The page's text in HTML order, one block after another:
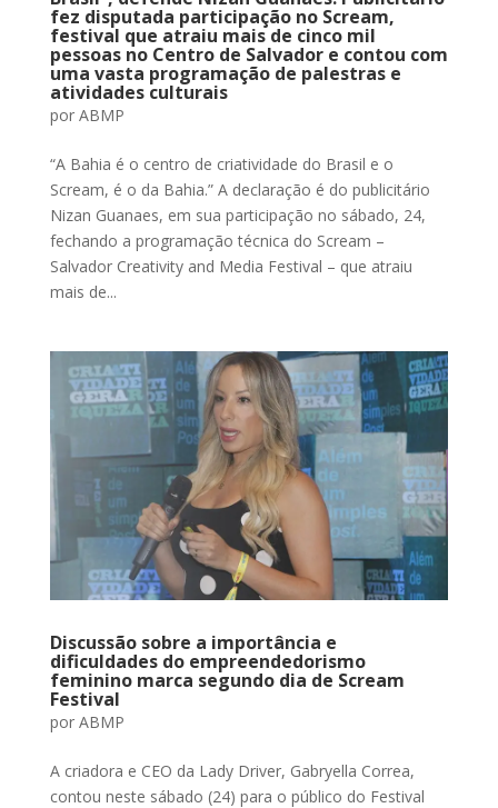
fez disputada participação no Scream,
festival que atraiu mais de cinco mil
pessoas no Centro de Salvador e contou com
uma vasta programação de palestras e
atividades culturais
por ABMP
“A Bahia é o centro de criatividade do Brasil e o
Scream, é o da Bahia.” A declaração é do publicitário
Nizan Guanaes, em sua participação no sábado, 24,
fechando a programação técnica do Scream –
Salvador Creativity and Media Festival – que atraiu
mais de...
Discussão sobre a importância e
dificuldades do empreendedorismo
feminino marca segundo dia de Scream
Festival
por ABMP
A criadora e CEO da Lady Driver, Gabryella Correa,
contou neste sábado (24) para o público do Festival